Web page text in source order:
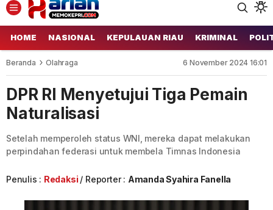
HOME NASIONAL KEPULAUAN RIAU KRIMINAL
Beranda Olahraga 6 November 2024 16:01
DPR RI Menyetujui Tiga Pemain
Naturalisasi
Setelah memperoleh status WNI, mereka dapat melakukan
perpindahan federasi untuk membela Timnas Indonesia
Penulis : Redaksi Reporter : Amanda Syahira Fanella